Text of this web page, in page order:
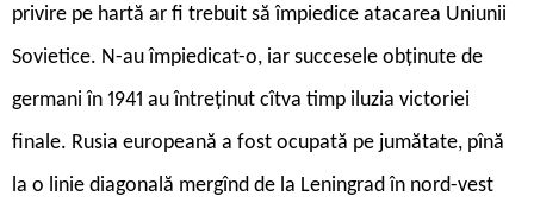
privire pe hartă ar fi trebuit să împiedice atacarea Uniunii
Sovietice. N-au împiedicat-o, iar succesele obținute de
germani în 1941 au întreținut cîtva timp iluzia victoriei
finale. Rusia europeană a fost ocupată pe jumătate, pînă
la o linie diagonală mergînd de la Leningrad în nord-vest